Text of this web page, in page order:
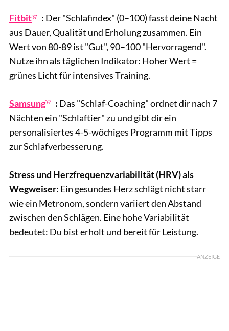
Fitbit : Der "Schlafindex" (0–100) fasst deine Nacht
aus Dauer, Qualität und Erholung zusammen. Ein
Wert von 80-89 ist "Gut", 90–100 "Hervorragend".
Nutze ihn als täglichen Indikator: Hoher Wert =
grünes Licht für intensives Training.
Samsung : Das "Schlaf-Coaching" ordnet dir nach 7
Nächten ein "Schlaftier" zu und gibt dir ein
personalisiertes 4-5-wöchiges Programm mit Tipps
zur Schlafverbesserung.
Stress und Herzfrequenzvariabilität (HRV) als
Wegweiser: Ein gesundes Herz schlägt nicht starr
wie ein Metronom, sondern variiert den Abstand
zwischen den Schlägen. Eine hohe Variabilität
bedeutet: Du bist erholt und bereit für Leistung.
ANZEIGE